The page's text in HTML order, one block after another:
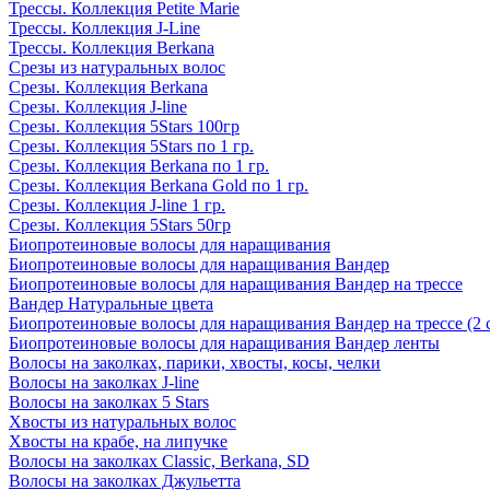
Трессы. Коллекция Petite Marie
Трессы. Коллекция J-Line
Трессы. Коллекция Berkana
Срезы из натуральных волос
Срезы. Коллекция Berkana
Срезы. Коллекция J-line
Срезы. Коллекция 5Stars 100гр
Срезы. Коллекция 5Stars по 1 гр.
Срезы. Коллекция Berkana по 1 гр.
Срезы. Коллекция Berkana Gold по 1 гр.
Срезы. Коллекция J-line 1 гр.
Срезы. Коллекция 5Stars 50гр
Биопротеиновые волосы для наращивания
Биопротеиновые волосы для наращивания Вандер
Биопротеиновые волосы для наращивания Вандер на трессе
Вандер Натуральные цвета
Биопротеиновые волосы для наращивания Вандер на трессе (2
Биопротеиновые волосы для наращивания Вандер ленты
Волосы на заколках, парики, хвосты, косы, челки
Волосы на заколках J-line
Волосы на заколках 5 Stars
Хвосты из натуральных волос
Хвосты на крабе, на липучке
Волосы на заколках Classic, Berkana, SD
Волосы на заколках Джульетта